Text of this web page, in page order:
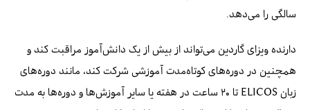
سالگی را می‌دهد.
دارنده ویزای گاردین می‌تواند از بیش از یک دانش‌آموز مراقبت کند و
همچنین در دوره‌های کوتاه‌مدت آموزشی شرکت کند، مانند دوره‌های
زبان ELICOS تا ۲۰ ساعت در هفته یا سایر آموزش‌ها و دوره‌ها به مدت